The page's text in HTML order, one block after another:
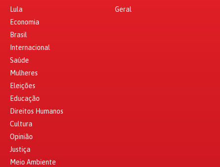
Lula
Economia
Brasil
Internacional
Saúde
Mulheres
Eleições
Educação
Direitos Humanos
Cultura
Opinião
Justiça
Meio Ambiente
Geral